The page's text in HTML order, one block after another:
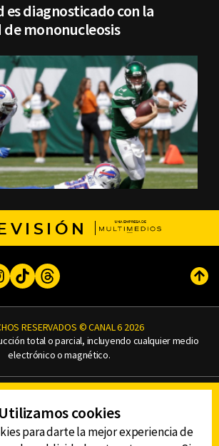
es diagnosticado con la
mononucleosis
Instagram
TikTokThreads
RESERVADOS © CANAL 6 2026
total o parcial, incluyendo cualquier medio
electrónico o magnético.
AVISO DE PRIVACIDAD
DE LAS AUDIENCIAS
Utilizamos cookies
para darte la mejor experiencia de